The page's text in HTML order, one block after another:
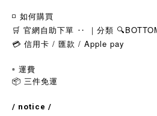
◽️ 如何購買
🛒 官網自助下單 ‥ ｜分類
💳 信用卡 / 匯款 / Apple pay
▫️ 運費
📦 三件免運
/ notice /